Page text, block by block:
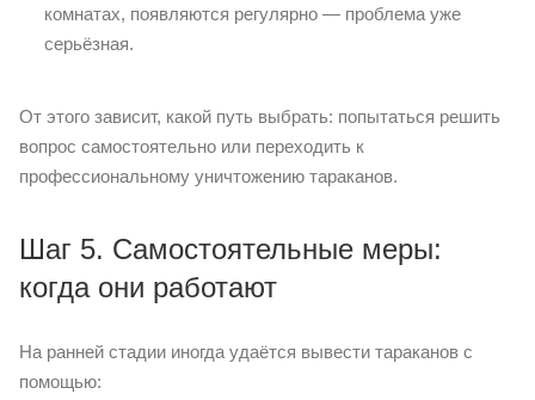
комнатах, появляются регулярно — проблема уже
серьёзная.
От этого зависит, какой путь выбрать: попытаться решить
вопрос самостоятельно или переходить к
профессиональному уничтожению тараканов.
Шаг 5. Самостоятельные меры:
когда они работают
На ранней стадии иногда удаётся вывести тараканов с
помощью: